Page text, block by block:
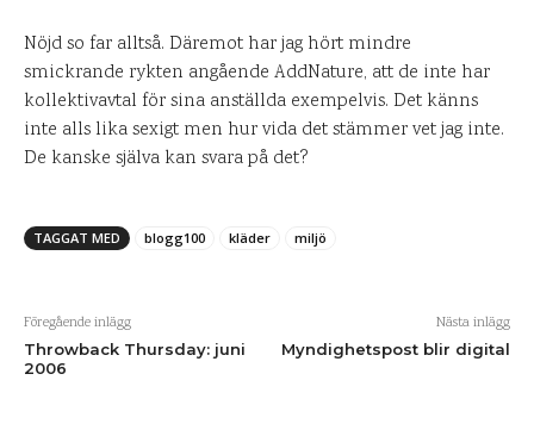
Nöjd so far alltså. Däremot har jag hört mindre
smickrande rykten angående AddNature, att de inte har
kollektivavtal för sina anställda exempelvis. Det känns
inte alls lika sexigt men hur vida det stämmer vet jag inte.
De kanske själva kan svara på det?
TAGGAT MED blogg100 kläder miljö
Föregående inlägg
Throwback Thursday: juni
2006
Nästa inlägg
Myndighetspost blir digital